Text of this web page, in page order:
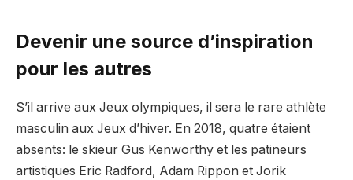
Devenir une source d’inspiration
pour les autres
S’il arrive aux Jeux olympiques, il sera le rare athlète
masculin aux Jeux d’hiver. En 2018, quatre étaient
absents: le skieur Gus Kenworthy et les patineurs
artistiques Eric Radford, Adam Rippon et Jorik